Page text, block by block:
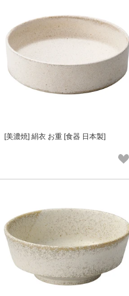
[美濃焼] 絹衣 お重 [食器 日本製]